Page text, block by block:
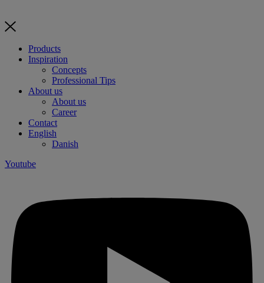
Products
Inspiration
Concepts
Professional Tips
About us
About us
Career
Contact
English
Danish
Youtube